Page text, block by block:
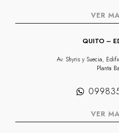
VER
QUITO –
Av. Shyris y Suecia,
Planta
VER